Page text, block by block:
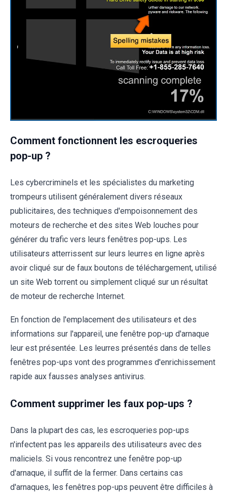
Comment fonctionnent les escroqueries
pop-up ?
Les cybercriminels et les spécialistes du marketing
trompeurs utilisent généralement divers réseaux
publicitaires, des techniques d'empoisonnement des
moteurs de recherche et des sites Web louches pour
générer du trafic vers leurs fenêtres pop-ups. Les
utilisateurs atterrissent sur leurs leurres en ligne après
avoir cliqué sur de faux boutons de téléchargement, utilisé
un site Web torrent ou simplement cliqué sur un résultat
de moteur de recherche Internet.
En fonction de l'emplacement des utilisateurs et des
informations sur l'appareil, une fenêtre pop-up d'arnaque
leur est présentée. Les leurres présentés dans de telles
fenêtres pop-ups vont des programmes d'enrichissement
rapide aux fausses analyses antivirus.
Comment supprimer les faux pop-ups ?
Dans la plupart des cas, les escroqueries pop-ups
n'infectent pas les appareils des utilisateurs avec des
maliciels. Si vous rencontrez une fenêtre pop-up
d'arnaque, il suffit de la fermer. Dans certains cas
d'arnaques, les fenêtres pop-ups peuvent être difficiles à